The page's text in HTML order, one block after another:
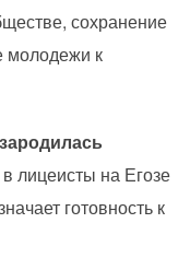
сохранение
молодежи к
лицеисты на Егозе
готовность к